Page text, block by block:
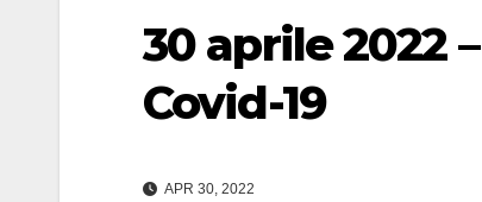
30 aprile 2022
Covid-19
APR 30, 2022